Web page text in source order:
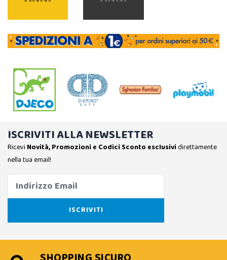
ISCRIVITI ALLA NEWSLETTER
Ricevi Novità, Promozioni e Codici Sconto esclusividirettamente
nella tua email!